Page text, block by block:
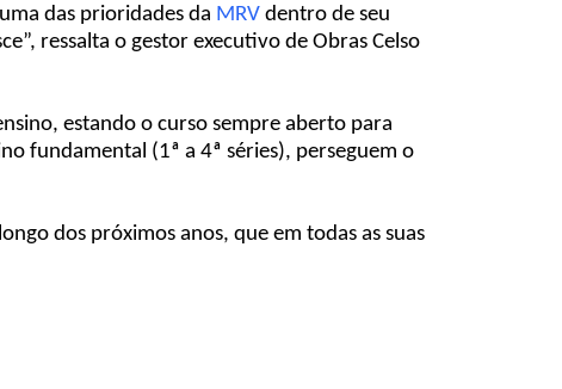
das prioridades da MRV dentro de seu
ressalta o gestor executivo de Obras Celso
estando o curso sempre aberto para
fundamental (1ª a 4ª séries), perseguem o
dos próximos anos, que em todas as suas